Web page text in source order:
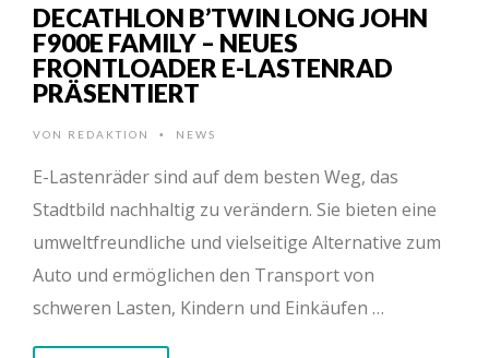
DECATHLON B’TWIN LONG JOHN
F900E FAMILY – NEUES
FRONTLOADER E-LASTENRAD
PRÄSENTIERT
VON REDAKTION • NEWS
E-Lastenräder sind auf dem besten Weg, das
Stadtbild nachhaltig zu verändern. Sie bieten eine
umweltfreundliche und vielseitige Alternative zum
Auto und ermöglichen den Transport von
schweren Lasten, Kindern und Einkäufen …